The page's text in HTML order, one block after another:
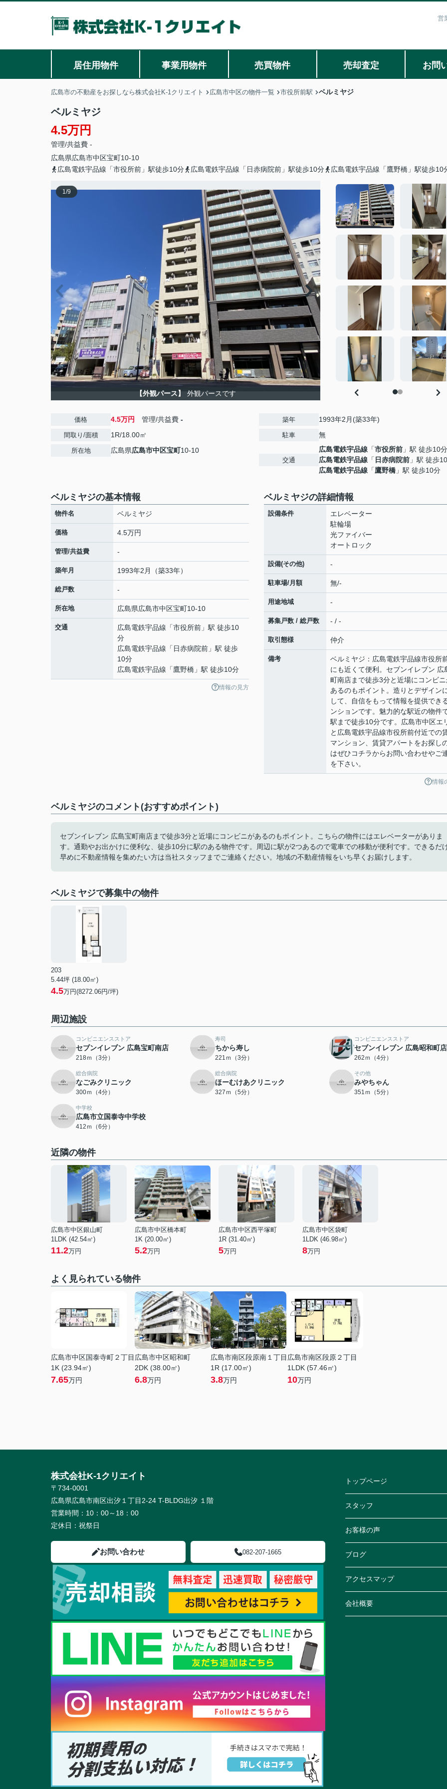
営
居住用物件 事業用物件 売買物件 売却査定 お問
広島市の不動産をお探しなら株式会社K-1クリエイト 広島市中区の物件一覧 市役所前駅 ベルミヤジ
ベルミヤジ
4.5万円
管理/共益費 -
広島県広島市中区宝町10-10
広島電鉄宇品線「市役所前」駅徒歩10分
広島電鉄宇品線「日赤病院前」駅徒歩10分 広島電鉄宇品線「鷹野橋」駅徒歩10
1/9
【外観パース】 外観パースです
価格 4.5万円 管理/共益費 -
間取り/面積 1R/18.00㎡
所在地 広島県広島市中区宝町10-10
築年 1993年2月(築33年)
駐車 無
交通
広島電鉄宇品線 「市役所前 」駅 徒歩10分
広島電鉄宇品線 「 日赤病院前 」駅 徒歩
広島電鉄宇品線 「鷹野橋 」駅 徒歩10分
ベルミヤジの基本情報
物件名 ベルミヤジ
価格 4.5万円
管理/共益費 -
築年月 1993年2月（築33年）
総戸数 -
所在地 広島県広島市中区宝町10-10
交通 広島電鉄宇品線 「市役所前 」駅 徒歩10
分
広島電鉄宇品線 「 日赤病院前 」駅 徒歩
10分
広島電鉄宇品線 「鷹野橋 」駅 徒歩10分
情報の見方
ベルミヤジの詳細情報
設備条件
エレベーター
駐輪場
光ファイバー
オートロック
設備(その他) -
駐車場/月額 無/-
用途地域 -
募集戸数 / 総戸数 - / -
取引態様 仲介
備考
ベルミヤジ：広島電鉄宇品線市役所
にも近くて便利。セブンイレブン 広
町南店まで徒歩3分と近場にコンビ
あるのもポイント。造りとデザイン
して、自信をもって情報を提供でき
ンションです。魅力的な駅近の物件で
駅まで徒歩10分です。広島市中区エ
と広島電鉄宇品線市役所前付近での
マンション、賃貸アパートをお探し
はぜひコチラからお問い合わせやご
を下さい。
情報
ベルミヤジのコメント(おすすめポイント)
セブンイレブン 広島宝町南店まで徒歩3分と近場にコンビニがあるのもポイント。こちらの物件にはエレベーターがありま
す。通勤やお出かけに便利な、徒歩10分に駅のある物件です。周辺に駅が2つあるので電車での移動が便利です。できるだ
早めに不動産情報を集めたい方は当社スタッフまでご連絡ください。地域の不動産情報をいち早くお届けします。
ベルミヤジで募集中の物件
203
5.44坪 (18.00㎡)
4.5万円(8272.06円/坪)
周辺施設
コンビニエンスストア
セブンイレブン 広島宝町南店
218ｍ（3分）
寿司
ちから寿し
221ｍ（3分）
コンビニエンスストア
セブンイレブン 広島昭和町店
262ｍ（4分）
総合病院
なごみクリニック
300ｍ（4分）
総合病院
ほーむけあクリニック
327ｍ（5分）
その他
みやちゃん
351ｍ（5分）
中学校
広島市立国泰寺中学校
412ｍ（6分）
近隣の物件
広島市中区銀山町
1LDK (42.54㎡)
11.2万円
広島市中区橋本町
1K (20.00㎡)
5.2万円
広島市中区西平塚町
1R (31.40㎡)
5万円
広島市中区袋町
1LDK (46.98㎡)
8万円
よく見られている物件
広島市中区国泰寺町２丁目
1K (23.94㎡)
7.65万円
広島市中区昭和町
2DK (38.00㎡)
6.8万円
広島市南区段原南１丁目
1R (17.00㎡)
3.8万円
広島市南区段原２丁目
1LDK (57.46㎡)
10万円
株式会社K-1クリエイト
〒734-0001
広島県広島市南区出汐１丁目2-24 T-BLDG出汐 １階
営業時間： 10：00～18：00
定休日： 祝祭日
お問い合わせ 082-207-1665
トップページ
スタッフ
お客様の声
ブログ
アクセスマップ
会社概要